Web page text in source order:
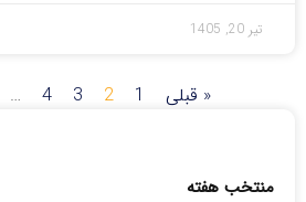
تیر 20, 1405
« قبلی 1
2
3
4
…
منتخب هفته